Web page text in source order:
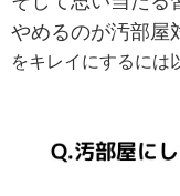
やめるのが汚部屋
をキレイにするには